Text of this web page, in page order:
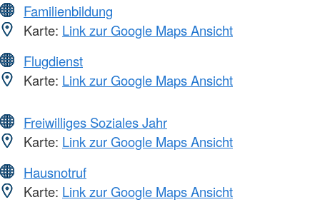
Familienbildung
Karte: Link zur Google Maps Ansicht
Flugdienst
Karte: Link zur Google Maps Ansicht
Freiwilliges Soziales Jahr
Karte: Link zur Google Maps Ansicht
Hausnotruf
Karte: Link zur Google Maps Ansicht